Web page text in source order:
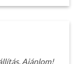
Ajánlom!